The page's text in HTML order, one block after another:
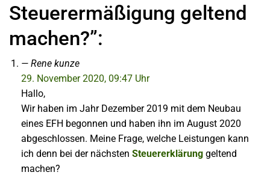
Steuerermäßigung geltend
machen?”:
Rene kunze
29. November 2020, 09:47 Uhr
Hallo,
Wir haben im Jahr Dezember 2019 mit dem Neubau
eines EFH begonnen und haben ihn im August 2020
abgeschlossen. Meine Frage, welche Leistungen kann
ich denn bei der nächsten Steuererklärung geltend
machen?